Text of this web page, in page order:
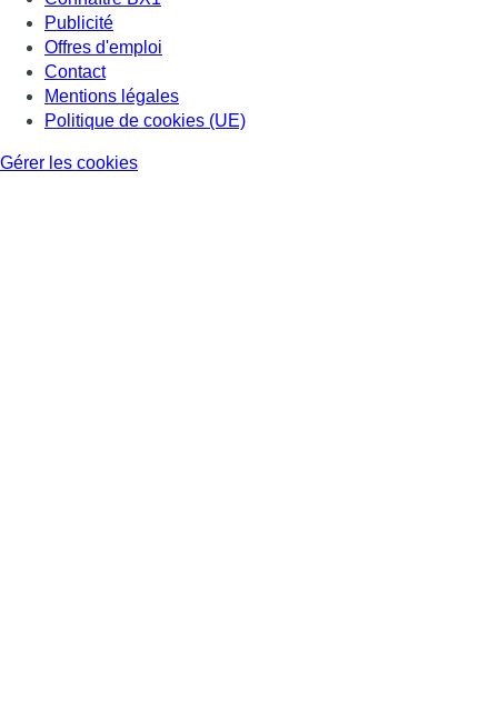
Publicité
Offres d'emploi
Contact
Mentions légales
Politique de cookies (UE)
Gérer les cookies